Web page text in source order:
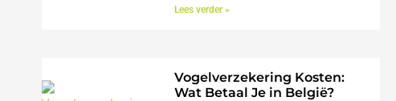
Lees verder »
Vogelverzekering Kosten:
Wat Betaal Je in België?